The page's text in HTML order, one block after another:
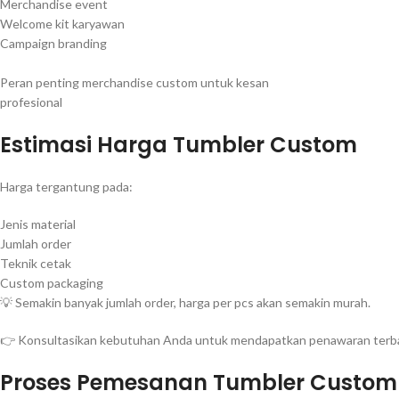
Merchandise event
Welcome kit karyawan
Campaign branding
Peran penting merchandise custom untuk kesan
profesional
Estimasi Harga Tumbler Custom
Harga tergantung pada:
Jenis material
Jumlah order
Teknik cetak
Custom packaging
💡 Semakin banyak jumlah order, harga per pcs akan semakin murah.
👉 Konsultasikan kebutuhan Anda untuk mendapatkan penawaran
Proses Pemesanan Tumbler Custom